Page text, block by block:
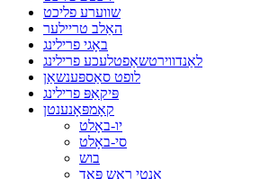
שווערע פליכט
האַלב טריילער
באָגי פרילינג
לאַנדווירטשאַפטלעכע פרילינג
לופט סאַספּענשאַן
פּיקאַפּ פרילינג
קאָמפּאָנענטן
יו-באָלט
סי-באָלט
בוש
אַנטי ראַש פּאַד